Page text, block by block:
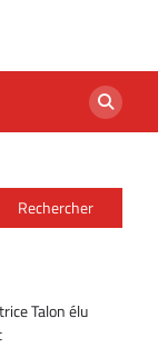
Rechercher
Talon élu